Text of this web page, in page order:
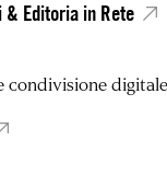
Editoria in Rete
condivisione